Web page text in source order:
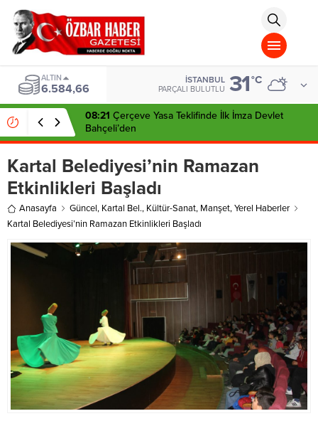
islami
chat
omegla
türk
sohbet
cinsel
sohbet
dini
chat
ALTIN
6.584,66
İSTANBUL
PARÇALI BULUTLU 31°C
08:21 Çerçeve Yasa Teklifinde İlk İmza Devlet
Bahçeli’den
Kartal Belediyesi’nin Ramazan
Etkinlikleri Başladı
Anasayfa Güncel, Kartal Bel., Kültür-Sanat, Manşet,Yerel Haberler
Kartal Belediyesi’nin Ramazan Etkinlikleri Başladı